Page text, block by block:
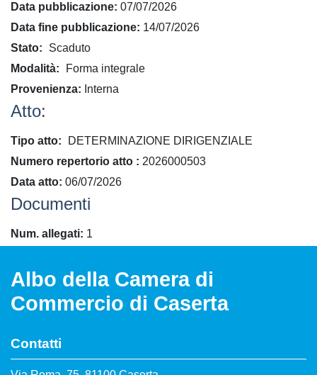
Data pubblicazione 07/07/2026
Data fine pubblicazione 14/07/2026
Stato
Scaduto
Modalità
Forma integrale
Provenienza
Interna
Atto:
Tipo atto
DETERMINAZIONE DIRIGENZIALE
​Numero repertorio atto
2026000503
Data atto 06/07/2026
Documenti
Num. allegati 1
Albo della Camera di
Commercio di Caserta
Contatti